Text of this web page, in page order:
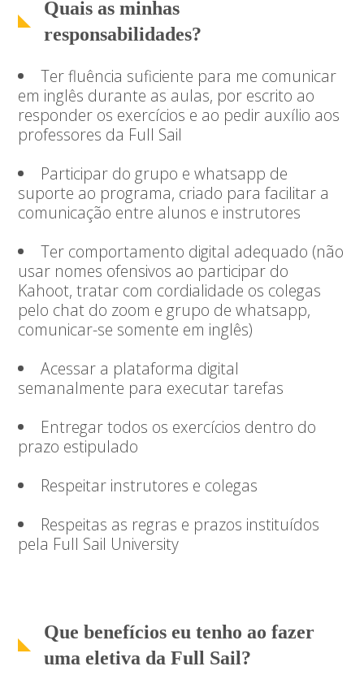
Quais as minhas
responsabilidades?
Ter fluência suficiente para me comunicar
em inglês durante as aulas, por escrito ao
responder os exercícios e ao pedir auxílio aos
professores da Full Sail
Participar do grupo e whatsapp de
suporte ao programa, criado para facilitar a
comunicação entre alunos e instrutores
Ter comportamento digital adequado (não
usar nomes ofensivos ao participar do
Kahoot, tratar com cordialidade os colegas
pelo chat do zoom e grupo de whatsapp,
comunicar-se somente em inglês)
Acessar a plataforma digital
semanalmente para executar tarefas
Entregar todos os exercícios dentro do
prazo estipulado
Respeitar instrutores e colegas
Respeitas as regras e prazos instituídos
pela Full Sail University
Que benefícios eu tenho ao fazer
uma eletiva da Full Sail?